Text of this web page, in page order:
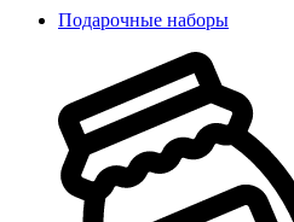
Подарочные наборы